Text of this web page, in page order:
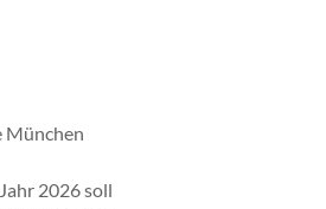
München
2026 soll